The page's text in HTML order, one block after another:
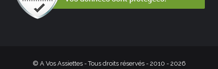
© A Vos Assiettes - Tous droits réservés - 2010 - 2026